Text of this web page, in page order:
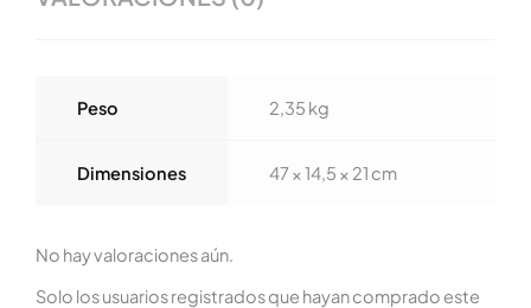
Peso 2,35 kg
Dimensiones 47 × 14,5 × 21 cm
No hay valoraciones aún.
Solo los usuarios registrados que hayan comprado este